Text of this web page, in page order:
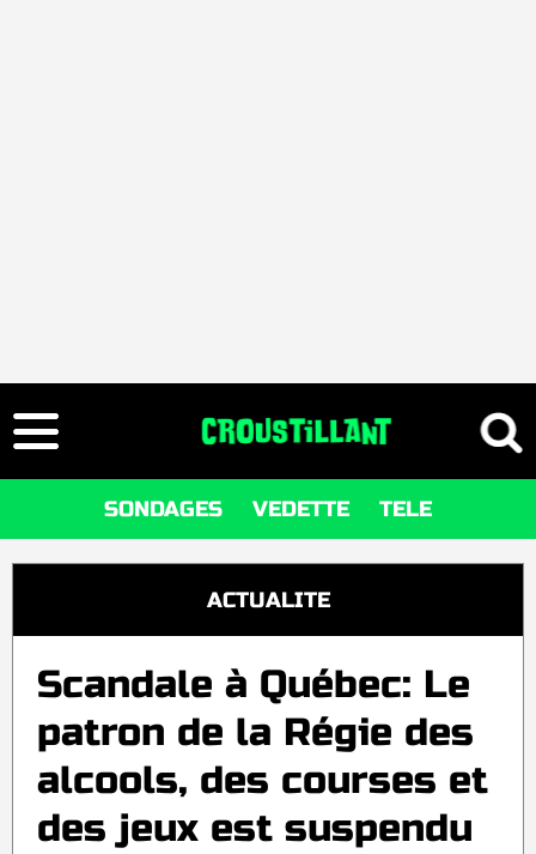
SONDAGES VEDETTE TELE
ACTUALITE
Scandale à Québec: Le
patron de la Régie des
alcools, des courses et
des jeux est suspendu